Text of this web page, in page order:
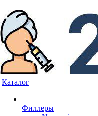
Каталог
Филлеры